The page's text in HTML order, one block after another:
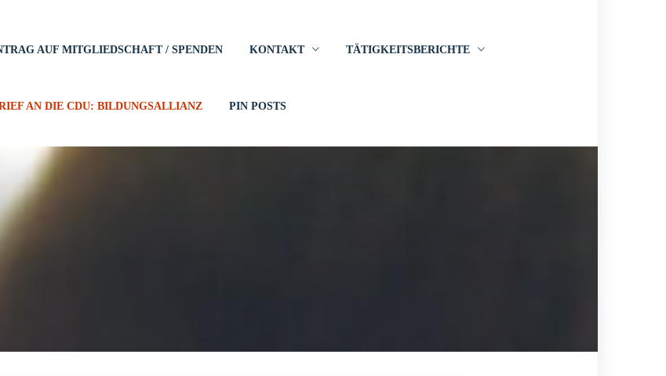
AUF MITGLIEDSCHAFT / SPENDEN KONTAKT TÄTIGKEITSBERICHTE
AN DIE CDU: BILDUNGSALLIANZ PIN POSTS